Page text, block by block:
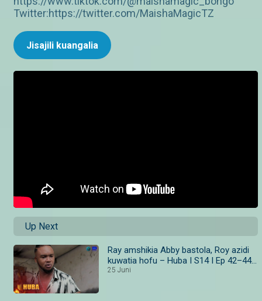
Twitter:https://twitter.com/MaishaMagicTZ
Jisajili kuangalia
Up Next
Ray amshikia Abby bastola, Roy azidi
kuwatia hofu – Huba I S14 I Ep 42–44 I
Maisha Magic Bongo
25 Juni